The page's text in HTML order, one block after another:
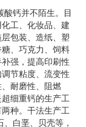
酸钙并不陌生。目
工、化妆品、建
包装、造纸、塑
、巧克力、饲料
强，提高印刷性
节粘度、流变性
耐磨性、阻燃
细重钙的生产工
种。干法生产工
白垩、贝壳等，